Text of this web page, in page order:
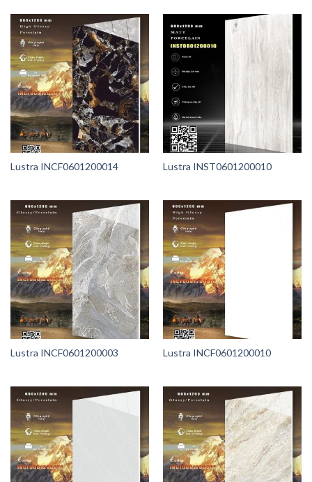
Lustra INCF0601200014 Lustra INST0601200010
Lustra INCF0601200003 Lustra INCF0601200010